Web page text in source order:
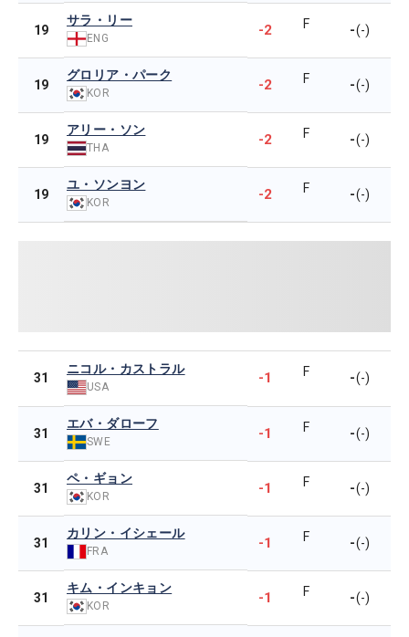
19
サラ・リー
ENG -2 F -(-)
19
グロリア・パーク
KOR -2 F -(-)
19
アリー・ソン
THA -2 F -(-)
19
ユ・ソンヨン
KOR -2 F -(-)
31
ニコル・カストラル
USA
-1 F -(-)
31
エバ・ダローフ
SWE -1 F -(-)
31
ペ・ギョン
KOR -1 F -(-)
31
カリン・イシェール
FRA -1 F -(-)
31
キム・インキョン
KOR -1 F -(-)